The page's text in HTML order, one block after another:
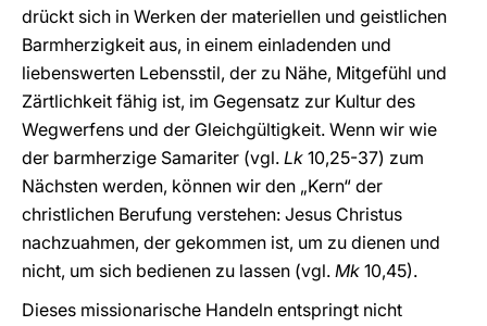
drückt sich in Werken der materiellen und geistlichen
Barmherzigkeit aus, in einem einladenden und
liebenswerten Lebensstil, der zu Nähe, Mitgefühl und
Zärtlichkeit fähig ist, im Gegensatz zur Kultur des
Wegwerfens und der Gleichgültigkeit. Wenn wir wie
der barmherzige Samariter (vgl. Lk 10,25-37) zum
Nächsten werden, können wir den „Kern“ der
christlichen Berufung verstehen: Jesus Christus
nachzuahmen, der gekommen ist, um zu dienen und
nicht, um sich bedienen zu lassen (vgl. Mk 10,45).
Dieses missionarische Handeln entspringt nicht